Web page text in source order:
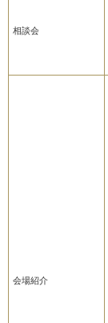
相談会
会場紹介